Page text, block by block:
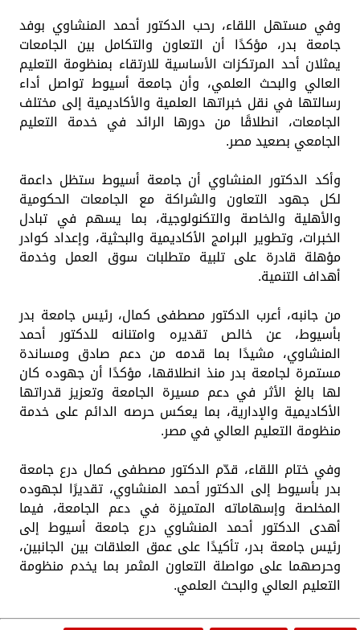
وفي مستهل اللقاء، رحب الدكتور أحمد المنشاوي بوفد
جامعة بدر، مؤكدًا أن التعاون والتكامل بين الجامعات
يمثلان أحد المرتكزات الأساسية للارتقاء بمنظومة التعليم
العالي والبحث العلمي، وأن جامعة أسيوط تواصل أداء
رسالتها في نقل خبراتها العلمية والأكاديمية إلى مختلف
الجامعات، انطلاقًا من دورها الرائد في خدمة التعليم
الجامعي بصعيد مصر.
وأكد الدكتور المنشاوي أن جامعة أسيوط ستظل داعمة
لكل جهود التعاون والشراكة مع الجامعات الحكومية
والأهلية والخاصة والتكنولوجية، بما يسهم في تبادل
الخبرات، وتطوير البرامج الأكاديمية والبحثية، وإعداد كوادر
مؤهلة قادرة على تلبية متطلبات سوق العمل وخدمة
أهداف التنمية.
من جانبه، أعرب الدكتور مصطفى كمال، رئيس جامعة بدر
بأسيوط، عن خالص تقديره وامتنانه للدكتور أحمد
المنشاوي، مشيدًا بما قدمه من دعم صادق ومساندة
مستمرة لجامعة بدر منذ انطلاقها، مؤكدًا أن جهوده كان
لها بالغ الأثر في دعم مسيرة الجامعة وتعزيز قدراتها
الأكاديمية والإدارية، بما يعكس حرصه الدائم على خدمة
منظومة التعليم العالي في مصر.
وفي ختام اللقاء، قدّم الدكتور مصطفى كمال درع جامعة
بدر بأسيوط إلى الدكتور أحمد المنشاوي، تقديرًا لجهوده
المخلصة وإسهاماته المتميزة في دعم الجامعة، فيما
أهدى الدكتور أحمد المنشاوي درع جامعة أسيوط إلى
رئيس جامعة بدر، تأكيدًا على عمق العلاقات بين الجانبين،
وحرصهما على مواصلة التعاون المثمر بما يخدم منظومة
التعليم العالي والبحث العلمي.